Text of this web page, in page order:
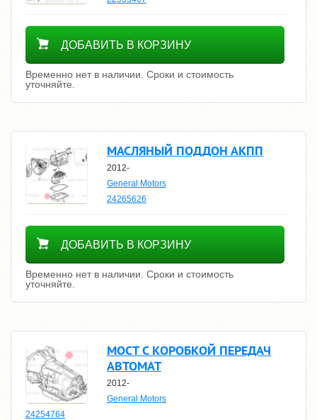
Уточнить цену
ДОБАВИТЬ В КОРЗИНУ
Временно нет в наличии. Сроки и стоимость
уточняйте.
МАСЛЯНЫЙ ПОДДОН АКПП
2012-
General Motors
24265626
Уточнить цену
ДОБАВИТЬ В КОРЗИНУ
Временно нет в наличии. Сроки и стоимость
уточняйте.
МОСТ С КОРОБКОЙ ПЕРЕДАЧ
АВТОМАТ
2012-
General Motors
24254764